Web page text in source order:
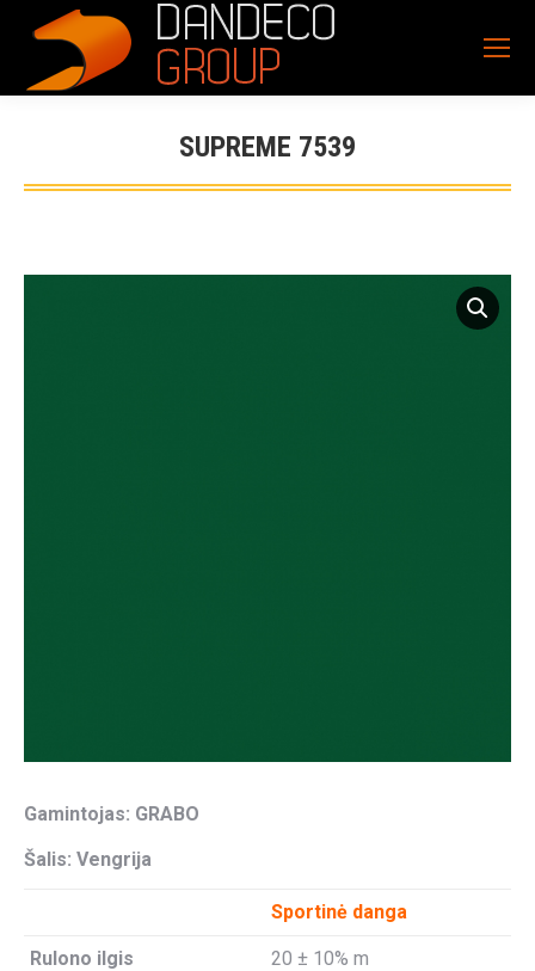
SUPREME 7539
Gamintojas: GRABO
Šalis: Vengrija
Sportinė danga
Rulono ilgis 20 ± 10% m